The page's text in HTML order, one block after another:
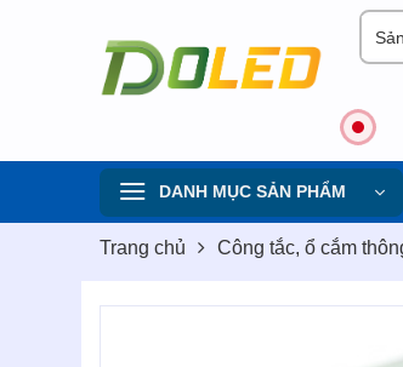
DANH MỤC SẢN PHẨM
Trang chủ Công tắc, ổ cắm